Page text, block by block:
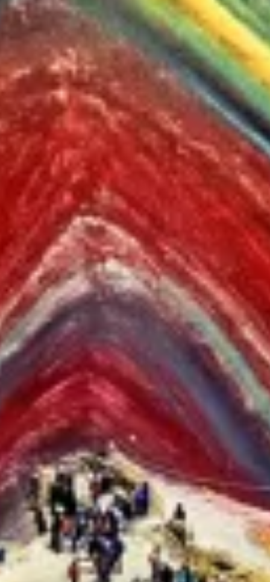
Use profiles to select personalised content
Measure advertising performance
Measure content performance
Understand audiences through statistics or
combinations of data from different sources
Develop and improve services
Use limited data to select content
IAB Special Features:
Use precise geolocation data
Identify devices based on information
actively requested
Non-IAB processing purposes:
Necessary
Performance
Functional
Advertising